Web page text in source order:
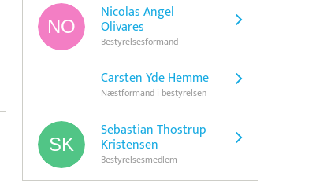
Nicolas Angel
Olivares
Bestyrelsesformand
Carsten Yde Hemme
Næstformand i bestyrelsen
Sebastian Thostrup
Kristensen
Bestyrelsesmedlem